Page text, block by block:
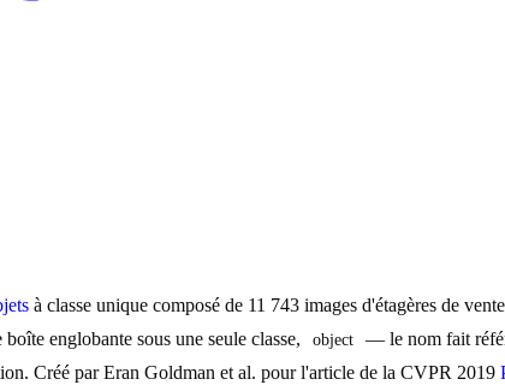
à classe unique composé de 11 743 images d'étagères de
englobante sous une seule classe,
object
— le nom fait
Créé par Eran Goldman et al. pour l'article de la CVPR 2019